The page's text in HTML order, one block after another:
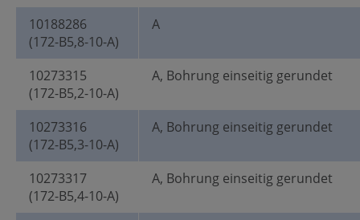
10188286
(172-B5,8-10-A)
A
10273315
(172-B5,2-10-A)
A, Bohrung einseitig gerundet
10273316
(172-B5,3-10-A)
A, Bohrung einseitig gerundet
10273317
(172-B5,4-10-A)
A, Bohrung einseitig gerundet